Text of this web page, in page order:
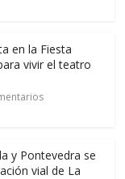
en la Fiesta
vivir el teatro
y Pontevedra se
vial de La